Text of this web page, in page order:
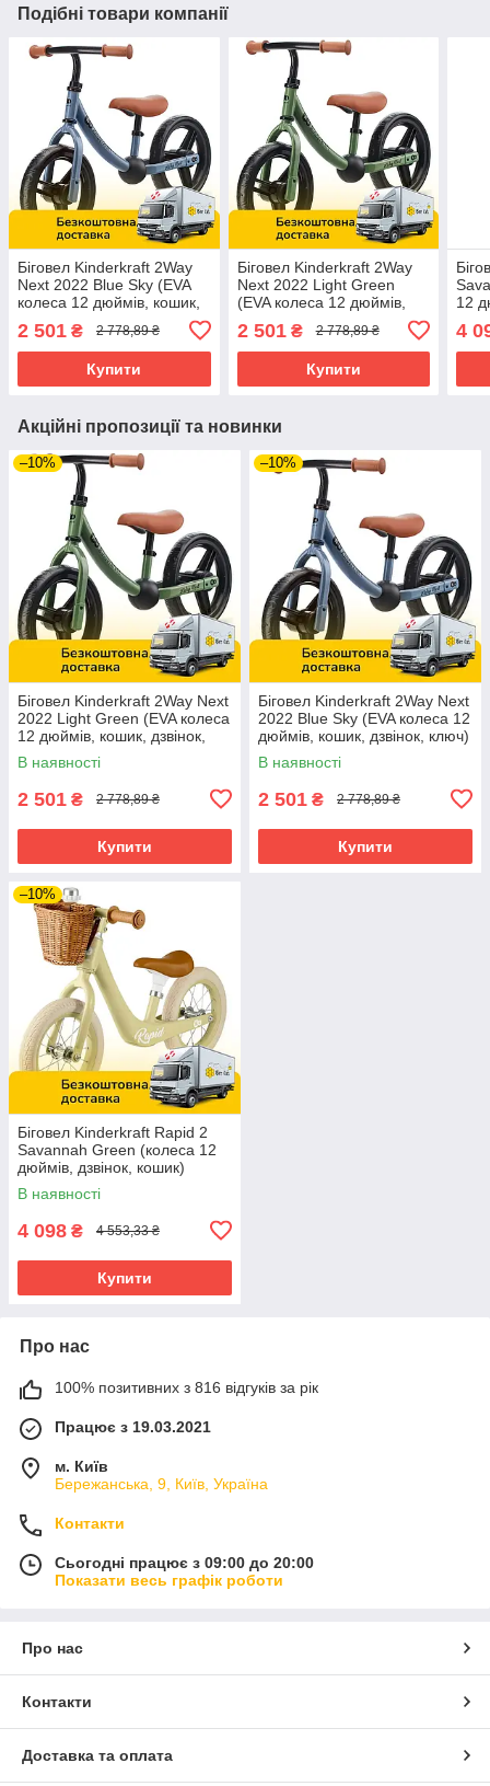
Подібні товари компанії
Біговел Kinderkraft 2Way
Next 2022 Blue Sky (EVA
колеса 12 дюймів, кошик,
2 501 ₴ 2 778,89 ₴
Купити
Біговел Kinderkraft 2Way
Next 2022 Light Green
(EVA колеса 12 дюймів,
2 501₴ 2 778,89 ₴
Купити
12
4
Акційні пропозиції та новинки
–10%
Біговел Kinderkraft 2Way Next
2022 Light Green (EVA колеса
12 дюймів, кошик, дзвінок,
ключ)
В наявності
2 501 ₴ 2 778,89 ₴
Купити
–10%
Біговел Kinderkraft 2Way Next
2022 Blue Sky (EVA колеса 12
дюймів, кошик, дзвінок, ключ)
В наявності
2 501 ₴ 2 778,89 ₴
Купити
–10%
Біговел Kinderkraft Rapid 2
Savannah Green (колеса 12
дюймів, дзвінок, кошик)
В наявності
4 098 ₴ 4 553,33 ₴
Купити
Про нас
100% позитивних з 816 відгуків за рік
Працює з 19.03.2021
м. Київ
Бережанська, 9, Київ, Україна
Контакти
Сьогодні працює з 09:00 до 20:00
Показати весь графік роботи
Про нас
Контакти
Доставка та оплата